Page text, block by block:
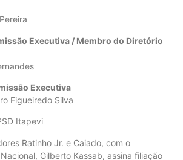
Executiva / Membro do Diretório
Executiva
Figueiredo Silva
Itapevi
Ratinho Jr. e Caiado, com o
Gilberto Kassab, assina filiação